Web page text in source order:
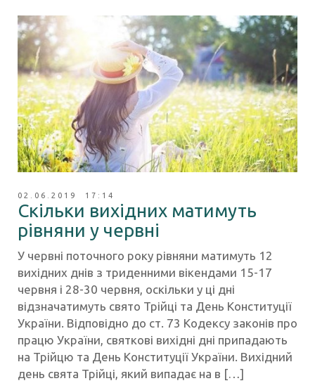
02.06.2019 17:14
Скільки вихідних матимуть
рівняни у червні
У червні поточного року рівняни матимуть 12
вихідних днів з триденними вікендами 15-17
червня і 28-30 червня, оскільки у ці дні
відзначатимуть свято Трійці та День Конституції
України. Відповідно до ст. 73 Кодексу законів про
працю України, святкові вихідні дні припадають
на Трійцю та День Конституції України. Вихідний
день свята Трійці, який випадає на в […]